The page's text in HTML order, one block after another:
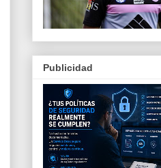
Publicidad